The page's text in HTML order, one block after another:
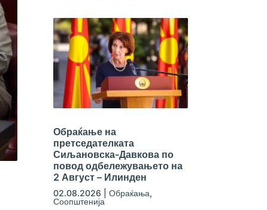
Обраќање на
претседателката
Сиљановска-Давкова по
повод одбележувањето на
2 Август – Илинден
02.08.2026 Обраќања,
Соопштенија